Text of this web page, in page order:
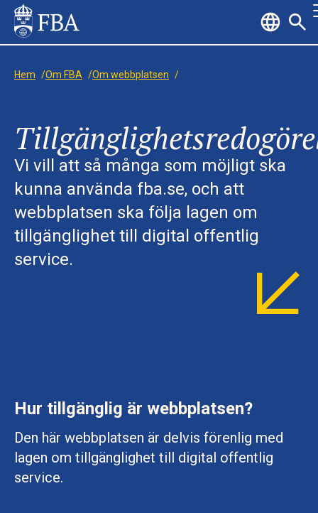
Hem /Om FBA /Om webbplatsen /
Vi vill att så många som möjligt ska
kunna använda fba.se, och att
webbplatsen ska följa lagen om
tillgänglighet till digital offentlig
service.
Hur tillgänglig är webbplatsen?
Den här webbplatsen är delvis förenlig med
lagen om tillgänglighet till digital offentlig
service.